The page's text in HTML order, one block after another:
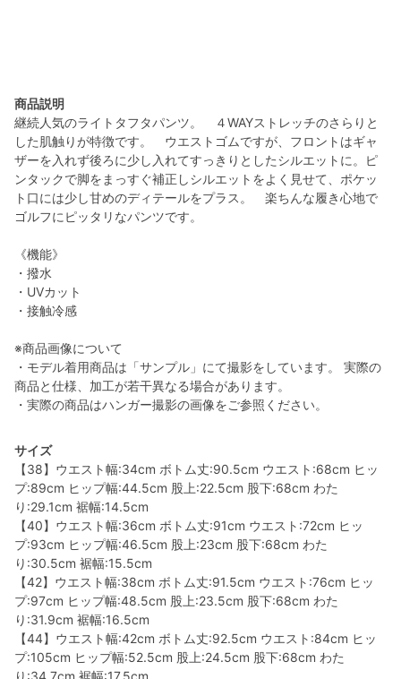
商品説明
継続人気のライトタフタパンツ。 ４WAYストレッチのさらりと
した肌触りが特徴です。 ウエストゴムですが、フロントはギャ
ザーを入れず後ろに少し入れてすっきりとしたシルエットに。ピ
ンタックで脚をまっすぐ補正しシルエットをよく見せて、ポケッ
ト口には少し甘めのディテールをプラス。 楽ちんな履き心地で
ゴルフにピッタリなパンツです。
《機能》
・撥水
・UVカット
・接触冷感
※商品画像について
・モデル着用商品は「サンプル」にて撮影をしています。 実際の
商品と仕様、加工が若干異なる場合があります。
・実際の商品はハンガー撮影の画像をご参照ください。
サイズ
【38】ウエスト幅:34cm ボトム丈:90.5cm ウエスト:68cm ヒッ
プ:89cm ヒップ幅:44.5cm 股上:22.5cm 股下:68cm わた
り:29.1cm 裾幅:14.5cm
【40】ウエスト幅:36cm ボトム丈:91cm ウエスト:72cm ヒッ
プ:93cm ヒップ幅:46.5cm 股上:23cm 股下:68cm わた
り:30.5cm 裾幅:15.5cm
【42】ウエスト幅:38cm ボトム丈:91.5cm ウエスト:76cm ヒッ
プ:97cm ヒップ幅:48.5cm 股上:23.5cm 股下:68cm わた
り:31.9cm 裾幅:16.5cm
【44】ウエスト幅:42cm ボトム丈:92.5cm ウエスト:84cm ヒッ
プ:105cm ヒップ幅:52.5cm 股上:24.5cm 股下:68cm わた
り:34.7cm 裾幅:17.5cm